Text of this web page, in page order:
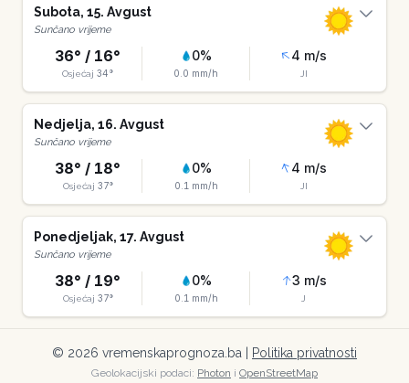
Subota, 15. Avgust
Sunčano vrijeme
36° / 16°
Osjećaj 34°
0%
0.0 mm/h
4 m/s
JI
Nedjelja, 16. Avgust
Sunčano vrijeme
38° / 18°
Osjećaj 37°
0%
0.1 mm/h
4 m/s
JI
Ponedjeljak, 17. Avgust
Sunčano vrijeme
38° / 19°
Osjećaj 37°
0%
0.1 mm/h
3 m/s
J
© 2026 vremenskaprognoza.ba | Politika privatnosti
Geolokacijski podaci: Photon i OpenStreetMap